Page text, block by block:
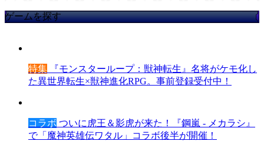
ゲームを探す
特集 『モンスターループ：獣神転生』名将がケモ化し
た異世界転生×獣神進化RPG。事前登録受付中！
コラボ ついに虎王＆影虎が来た！『鋼嵐 - メカラシ』
で「魔神英雄伝ワタル」コラボ後半が開催！